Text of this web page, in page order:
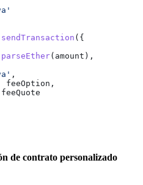
sendTransaction ({
parseEther( amount ),
,
feeOption ,
feeQuote
de contrato personalizado